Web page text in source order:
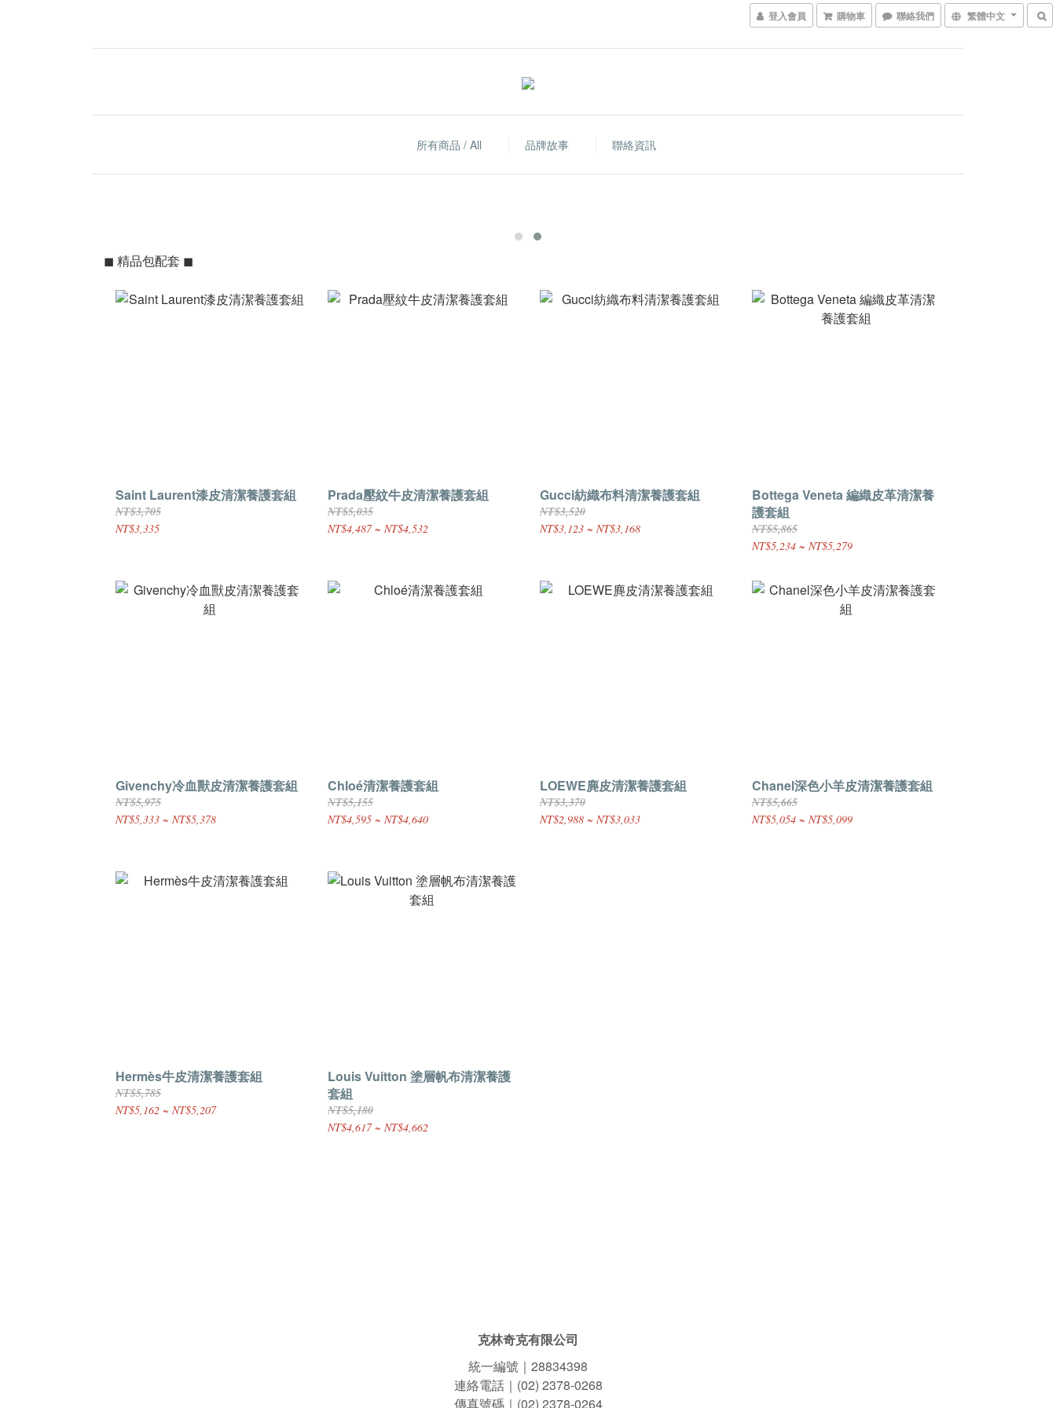
登入會員 購物車 聯絡我們 繁體中文
所有商品 / All 品牌故事 聯絡資訊
◼ 精品包配套 ◼
Saint Laurent漆皮清潔養護套組
NT$3,705
NT$3,335
Prada壓紋牛皮清潔養護套組
NT$5,035
NT$4,487 ~ NT$4,532
Gucci紡織布料清潔養護套組
NT$3,520
NT$3,123 ~ NT$3,168
Bottega Veneta 編織皮革清潔養
護套組
NT$5,865
NT$5,234 ~ NT$5,279
Givenchy冷血獸皮清潔養護套組
NT$5,975
NT$5,333 ~ NT$5,378
Chloé清潔養護套組
NT$5,155
NT$4,595 ~ NT$4,640
LOEWE麂皮清潔養護套組
NT$3,370
NT$2,988 ~ NT$3,033
Chanel深色小羊皮清潔養護套組
NT$5,665
NT$5,054 ~ NT$5,099
Hermès牛皮清潔養護套組
NT$5,785
NT$5,162 ~ NT$5,207
Louis Vuitton 塗層帆布清潔養護
套組
NT$5,180
NT$4,617 ~ NT$4,662
克林奇克有限公司
統一編號｜28834398
連絡電話｜(02) 2378-0268
傳真號碼｜(02) 2378-0264